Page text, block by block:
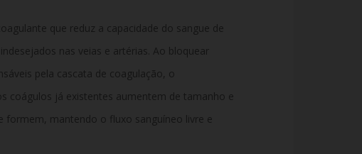
que reduz a capacidade do sangue de
nas veias e artérias. Ao bloquear
pela cascata de coagulação, o
coágulos já existentes aumentem de tamanho e
formem, mantendo o fluxo sanguíneo livre e